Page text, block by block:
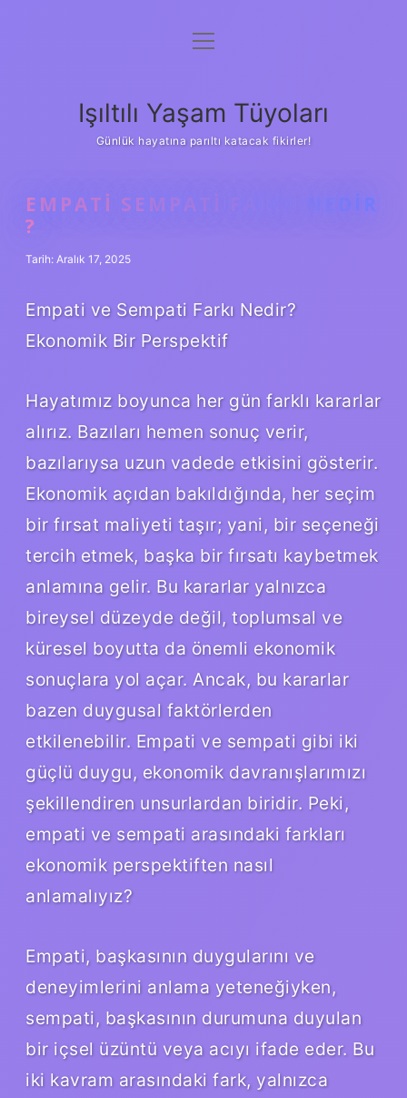
Anasayfa
Yasal Uyarı
menüyü
Işıltılı Yaşam Tüyoları
Günlük hayatına parıltı katacak fikirler!
EMPATI SEMPATI FARKI NEDIR
?
Tarih: Aralık 17, 2025
Empati ve Sempati Farkı Nedir?
Ekonomik Bir Perspektif
Hayatımız boyunca her gün farklı kararlar
alırız. Bazıları hemen sonuç verir,
bazılarıysa uzun vadede etkisini gösterir.
Ekonomik açıdan bakıldığında, her seçim
bir fırsat maliyeti taşır; yani, bir seçeneği
tercih etmek, başka bir fırsatı kaybetmek
anlamına gelir. Bu kararlar yalnızca
bireysel düzeyde değil, toplumsal ve
küresel boyutta da önemli ekonomik
sonuçlara yol açar. Ancak, bu kararlar
bazen duygusal faktörlerden
etkilenebilir. Empati ve sempati gibi iki
güçlü duygu, ekonomik davranışlarımızı
şekillendiren unsurlardan biridir. Peki,
empati ve sempati arasındaki farkları
ekonomik perspektiften nasıl
anlamalıyız?
Empati, başkasının duygularını ve
deneyimlerini anlama yeteneğiyken,
sempati, başkasının durumuna duyulan
bir içsel üzüntü veya acıyı ifade eder. Bu
iki kavram arasındaki fark, yalnızca